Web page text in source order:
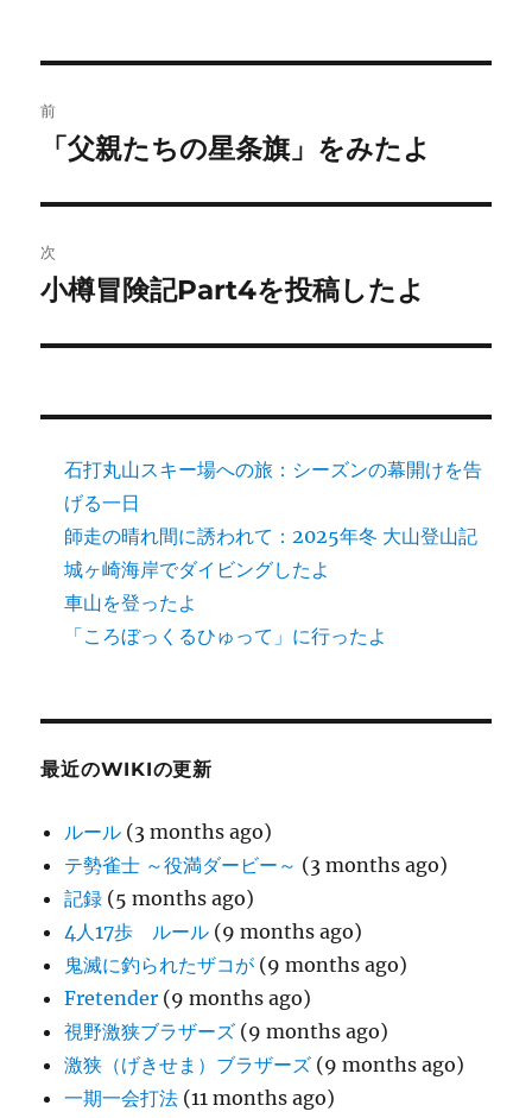
稿
ビ
ゲ
ー
ン
前
前
投
稿:
「父親たちの星条旗」をみたよ
次
次
投
小樽冒険記Part4を投稿したよ
石打丸山スキー場への旅：シーズンの幕開けを告
げる一日
師走の晴れ間に誘われて：2025年冬 大山登山記
城ヶ崎海岸でダイビングしたよ
車山を登ったよ
「ころぼっくるひゅって」に行ったよ
最近のWIKIの更新
ルール (3 months ago)
テ勢雀士 ～役満ダービー～ (3 months ago)
記録 (5 months ago)
4人17歩 ルール (9 months ago)
鬼滅に釣られたザコが (9 months ago)
Fretender (9 months ago)
視野激狭ブラザーズ (9 months ago)
激狭（げきせま）ブラザーズ (9 months ago)
一期一会打法 (11 months ago)